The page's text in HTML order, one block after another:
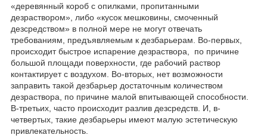
«деревянный короб с опилками, пропитанными
дезраствором», либо «кусок мешковины, смоченный
дезсредством» в полной мере не могут отвечать
требованиям, предъявляемым к дезбарьерам. Во-первых,
происходит быстрое испарение дезраствора, по причине
большой площади поверхности, где рабочий раствор
контактирует с воздухом. Во-вторых, нет возможности
заправить такой дезбарьер достаточным количеством
дезраствора, по причине малой впитывающей способности.
В-третьих, часто происходит разлив дезсредств. И, в-
четвертых, такие дезбарьеры имеют малую эстетическую
привлекательность.